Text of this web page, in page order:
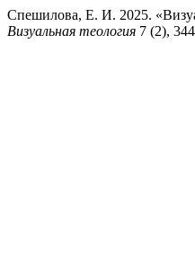
Спешилова, Е. И. 2025.
Визуальная теология 7 (2),